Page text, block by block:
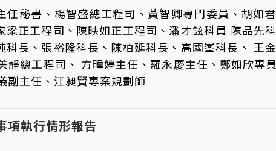
任秘書、楊智盛總工程司、黃智卿專門委員、胡如
梁正工程司、陳映如正工程司、潘才鉉科員 陳品先
長、張裕隆科長、陳柏延科長、高國峯科長、 王
靜總工程司、 方暐婷主任、羅永慶主任、鄭如欣專
副主任、江昶賢專案規劃師
項執行情形報告